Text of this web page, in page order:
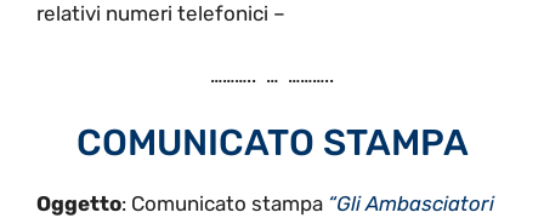
relativi numeri telefonici –
……….. … ………..
COMUNICATO STAMPA
Oggetto: Comunicato stampa “Gli Ambasciatori